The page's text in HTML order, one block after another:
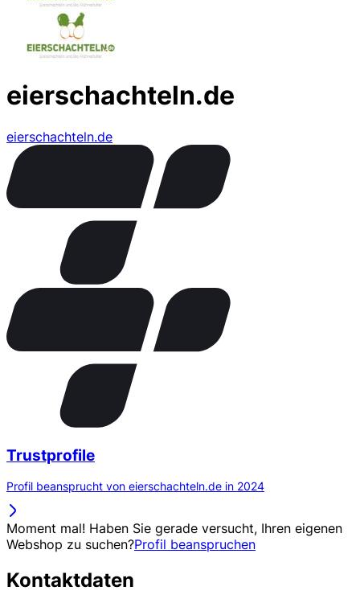
eierschachteln.de
eierschachteln.de
Trustprofile
Profil beansprucht von eierschachteln.de in 2024
Moment mal! Haben Sie gerade versucht, Ihren eigenen
Webshop zu suchen?Profil beanspruchen
Kontaktdaten